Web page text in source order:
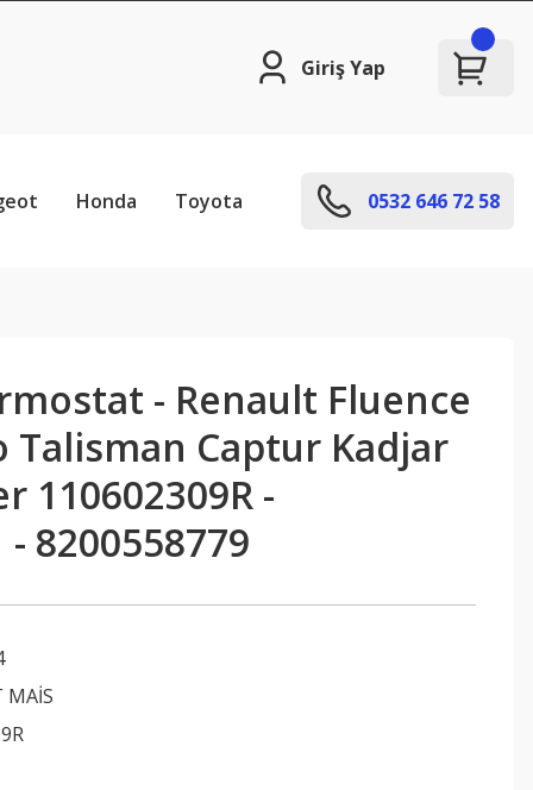
Giriş Yap
Honda Toyota 0532 646 72 58
- Renault Fluence
Talisman Captur Kadjar
110602309R -
8200558779
MAİS